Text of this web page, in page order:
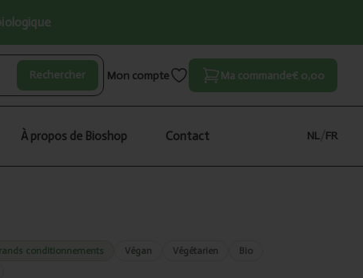
Rechercher Mon compte Ma commande€ 0,00
À propos de Bioshop Contact NL FR
conditionnements Végan Végétarien
Bio